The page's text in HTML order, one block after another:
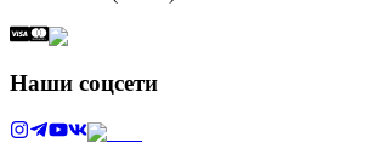
Наши соцсети